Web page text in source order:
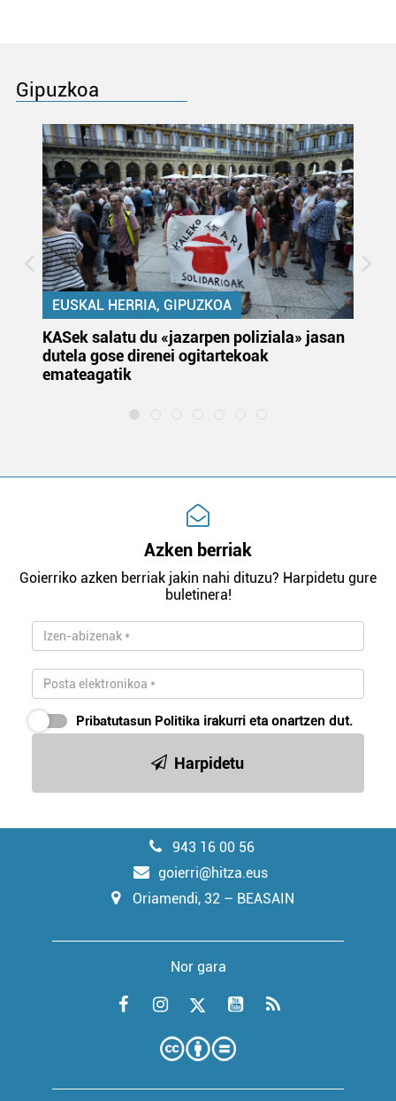
Gipuzkoa
EUSKAL HERRIA, GIPUZKOA
KASek salatu du «jazarpen poliziala» jasan
dutela gose direnei ogitartekoak
emateagatik
Azken berriak
Goierriko azken berriak jakin nahi dituzu? Harpidetu gure
buletinera!
Pribatutasun Politika irakurri eta onartzen dut.
Harpidetu
943 16 00 56
goierri@hitza.eus
Oriamendi, 32 – BEASAIN
Nor gara